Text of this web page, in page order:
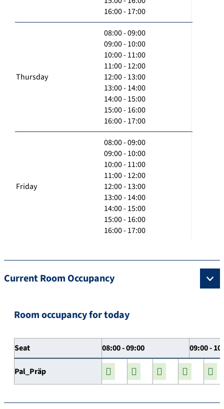
16:00 - 17:00
Thursday
08:00 - 09:00
09:00 - 10:00
10:00 - 11:00
11:00 - 12:00
12:00 - 13:00
13:00 - 14:00
14:00 - 15:00
15:00 - 16:00
16:00 - 17:00
Friday
08:00 - 09:00
09:00 - 10:00
10:00 - 11:00
11:00 - 12:00
12:00 - 13:00
13:00 - 14:00
14:00 - 15:00
15:00 - 16:00
16:00 - 17:00
Current Room Occupancy
Room occupancy for today
Seat 08:00 - 09:00 09:00 -
Pal_Präp